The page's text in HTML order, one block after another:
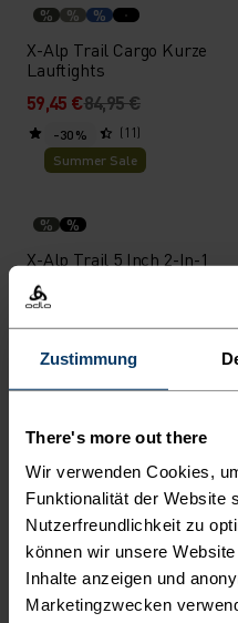
Zustimmung
There's more out there
Wir verwenden Cookies,
Funktionalität der Website
Nutzerfreundlichkeit zu
können wir unsere
Inhalte anzeigen und
Marketingzwecken
% % %
X-Alp Trail Cargo Kurze
Lauftights
59,45 €84,95 €
(11)
-30 %
Summer Sale
% %
X-Alp Trail 5 Inch 2-In-1
Laufshorts
59,45 €
Summer Sale
% %
Ascent Medium Support
Kurze Tights
48,95 €69,95 €
(3)
-30 %
Summer Sale